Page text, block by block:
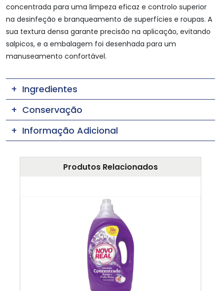
concentrada para uma limpeza eficaz e controlo superior
na desinfeção e branqueamento de superfícies e roupas. A
sua textura densa garante precisão na aplicação, evitando
salpicos, e a embalagem foi desenhada para um
manuseamento confortável.
Ingredientes
Conservação
Informação Adicional
Produtos Relacionados